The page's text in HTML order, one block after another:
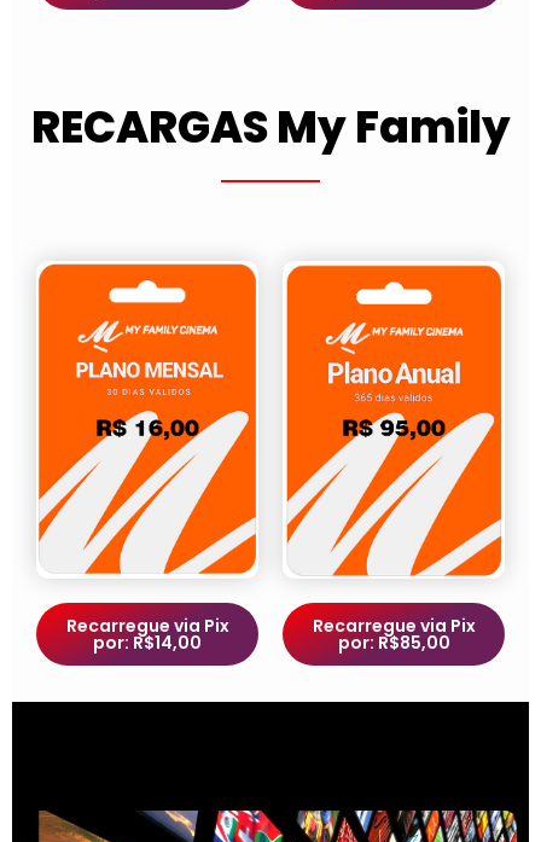
RECARGAS My Family
Recarregue via Pix
por: R$14,00
Recarregue via Pix
por: R$85,00